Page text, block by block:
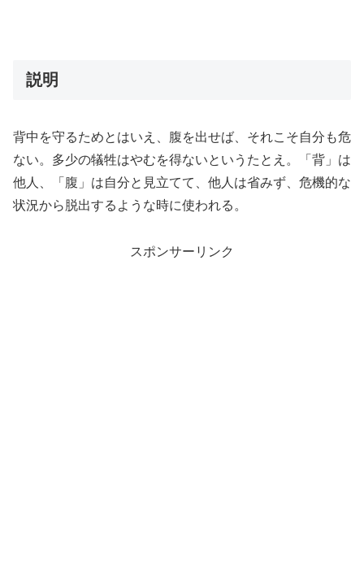
説明
背中を守るためとはいえ、腹を出せば、それこそ自分も危
ない。多少の犠牲はやむを得ないというたとえ。「背」は
他人、「腹」は自分と見立てて、他人は省みず、危機的な
状況から脱出するような時に使われる。
スポンサーリンク